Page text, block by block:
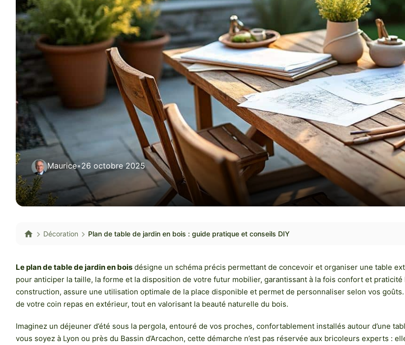
Maurice•26 octobre 2025
Décoration Plan de table de jardin en bois : guide pratique et conseils DIY
Le plan de table de jardin en bois désigne un schéma précis permettant de concevoir et organiser une table
pour anticiper la taille, la forme et la disposition de votre futur mobilier, garantissant à la fois confort et
construction, assure une utilisation optimale de la place disponible et permet de personnaliser selon vos
de votre coin repas en extérieur, tout en valorisant la beauté naturelle du bois.
Imaginez un déjeuner d’été sous la pergola, entouré de vos proches, confortablement installés autour d’une
vous soyez à Lyon ou près du Bassin d’Arcachon, cette démarche n’est pas réservée aux bricoleurs experts :